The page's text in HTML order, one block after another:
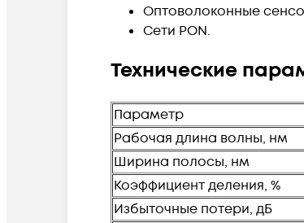
Оптоволоконные
Сети PON.
Технические
Параметр
Рабочая длина волны, нм
Ширина полосы, нм
Коэффициент деления, %
Избыточные потери, дБ